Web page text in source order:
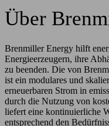
Über
Brenmiller Energy hilft
Energieerzeugern, ihre
zu beenden. Die von
ist ein modulares und
erneuerbaren Strom in
durch die Nutzung von
liefert eine kontinuierliche
entsprechend den